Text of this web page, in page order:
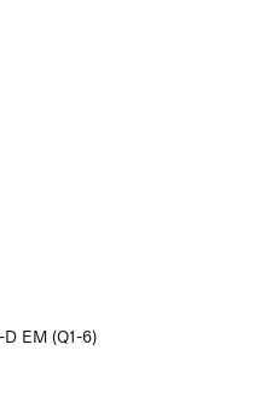
D EM (Q1-6)